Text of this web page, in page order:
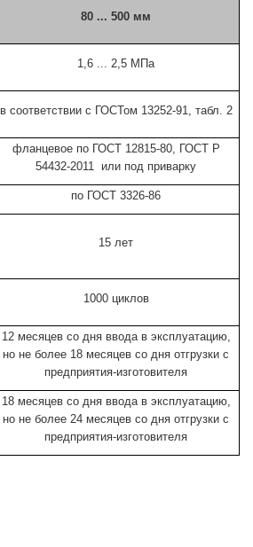
80 ... 500 мм
1,6 ... 2,5 МПа
в соответствии с ГОСТом 13252-91, табл. 2
фланцевое по ГОСТ 12815-80, ГОСТ Р
54432-2011 или под приварку
по ГОСТ 3326-86
15 лет
1000 циклов
12 месяцев со дня ввода в эксплуатацию,
но не более 18 месяцев со дня отгрузки с
предприятия-изготовителя
18 месяцев со дня ввода в эксплуатацию,
но не более 24 месяцев со дня отгрузки с
предприятия-изготовителя